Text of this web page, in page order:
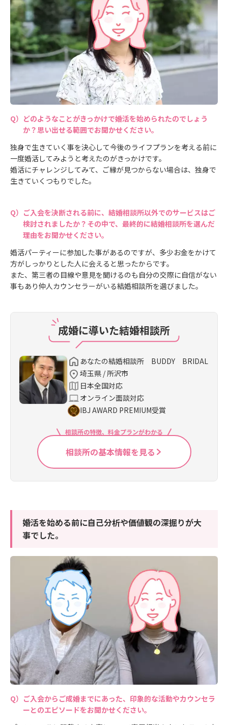
どのようなことがきっかけで婚活を始められたのでしょう
か？思い出せる範囲でお聞かせください。
独身で生きていく事を決心して今後のライフプランを考える前に
一度婚活してみようと考えたのがきっかけです。
婚活にチャレンジしてみて、ご縁が見つからない場合は、独身で
生きていくつもりでした。
ご入会を決断される前に、結婚相談所以外でのサービスはご
検討されましたか？その中で、最終的に結婚相談所を選んだ
理由をお聞かせください。
婚活パーティーに参加した事があるのですが、多少お金をかけて
方がしっかりとした人に会えると思ったからです。
また、第三者の目線や意見を聞けるのも自分の交際に自信がない
事もあり仲人カウンセラーがいる結婚相談所を選びました。
成婚に導いた結婚相談所
あなたの結婚相談所 BUDDY BRIDAL
埼玉県 / 所沢市
日本全国対応
オンライン面談対応
IBJ AWARD PREMIUM受賞
相談所の特徴、料金プランがわかる
相談所の基本情報を見る
婚活を始める前に自己分析や価値観の深掘りが大
事でした。
ご入会からご成婚までにあった、印象的な活動やカウンセラ
ーとのエピソードをお聞かせください。